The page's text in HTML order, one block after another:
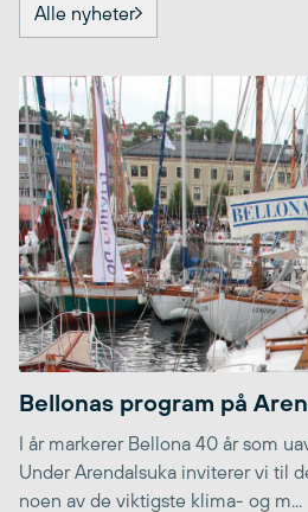
Alle nyheter
Bellonas program på
I år markerer Bellona 40 år som
Under Arendalsuka inviterer vi til
noen av de viktigste klima- og m...